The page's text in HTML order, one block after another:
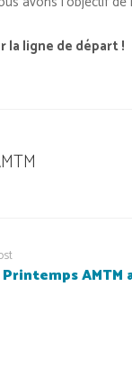
la ligne de départ !
AMTM